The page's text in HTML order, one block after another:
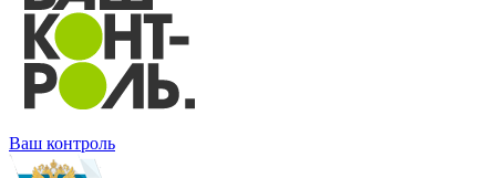
Ваш контроль